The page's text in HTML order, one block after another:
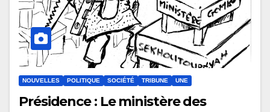
NOUVELLES POLITIQUE SOCIÉTÉ TRIBUNE UNE
Présidence : Le ministère des